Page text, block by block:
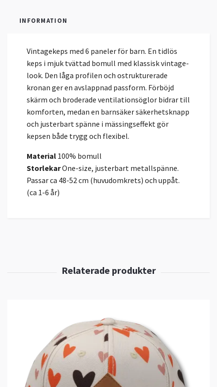
INFORMATION
Vintagekeps med 6 paneler för barn. En tidlös
keps i mjuk tvättad bomull med klassisk vintage-
look. Den låga profilen och ostrukturerade
kronan ger en avslappnad passform. Förböjd
skärm och broderade ventilationsöglor bidrar till
komforten, medan en barnsäker säkerhetsknapp
och justerbart spänne i mässingseffekt gör
kepsen både trygg och flexibel.
Material 100% bomull
StorlekarOne-size, justerbart metallspänne.
Passar ca 48-52 cm (huvudomkrets) och uppåt.
(ca 1-6 år)